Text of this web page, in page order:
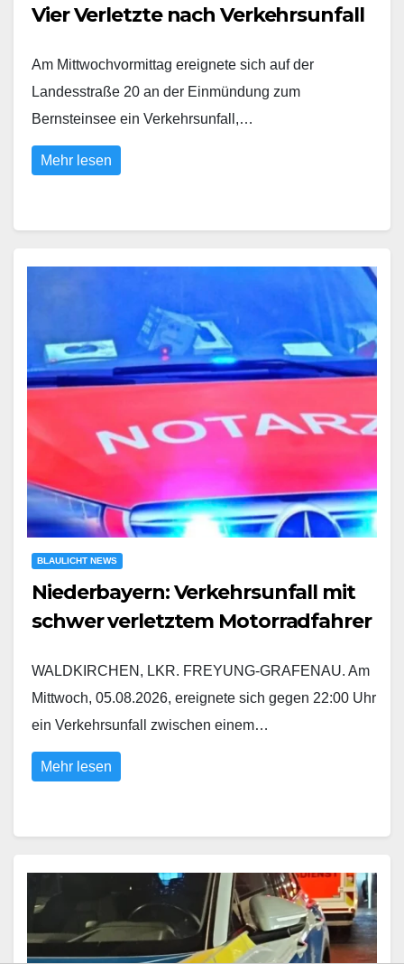
Vier Verletzte nach Verkehrsunfall
Am Mittwochvormittag ereignete sich auf der
Landesstraße 20 an der Einmündung zum
Bernsteinsee ein Verkehrsunfall,…
Mehr lesen
BLAULICHT NEWS
Niederbayern: Verkehrsunfall mit
schwer verletztem Motorradfahrer
WALDKIRCHEN, LKR. FREYUNG-GRAFENAU. Am
Mittwoch, 05.08.2026, ereignete sich gegen 22:00 Uhr
ein Verkehrsunfall zwischen einem…
Mehr lesen